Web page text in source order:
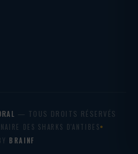
— TOUS DROITS RÉSERVÉS
DES SHARKS D'ANTIBES
BRAINF